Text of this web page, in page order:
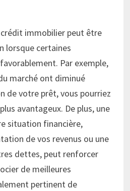
immobilier peut être
lorsque certaines
Par exemple,
marché ont diminué
de votre prêt, vous pourriez
avantageux. De plus, une
situation financière,
de vos revenus ou une
dettes, peut renforcer
de meilleures
pertinent de